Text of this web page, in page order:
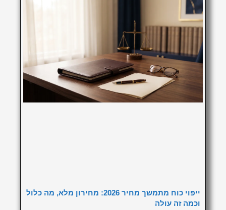
ייפוי כוח מתמשך מחיר 2026: מחירון מלא, מה כלול
וכמה זה עולה